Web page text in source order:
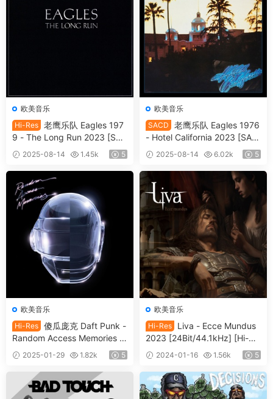
欧美音乐
Hi-Res 老鹰乐队 Eagles 197
9 - The Long Run 2023 [SAC
D ISO 1.71GB]
2025-08-14 1.45k 5
欧美音乐
SACD
老鹰乐队 Eagles 1976
- Hotel California 2023 [SAC
D ISO 1.74GB]
2025-08-14 6.02k 5
欧美音乐
Hi-Res 傻瓜庞克 Daft Punk -
Random Access Memories (1
0th Anniversary Edition) 202
3 [24Bit/88.2kHz] [Hi-Res Fl
ac 2.10GB]
2025-01-29 1.82k 5
欧美音乐
Hi-Res
Liva - Ecce Mundus
2023 [24Bit/44.1kHz] [Hi-Re
s Flac 690M]
2024-01-16 1.56k 5